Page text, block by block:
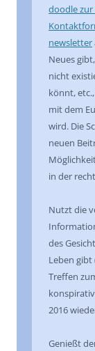
doodle zur
newsletter
Neues
nicht
könnt,
mit dem
wird. Die
neuen
in der
Nutzt die
des
Leben gibt
Treffen
2016
Genießt